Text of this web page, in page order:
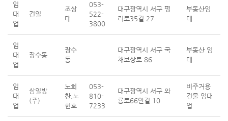
임
대
업
건일
조상
대
053-
522-
3800
대구광역시 서구 평
리로35길 27
부동산임
대
임
대
업
장수동
장수
동
대구광역시 서구 국
채보상로 86
부동산 임
대
임
대
업
삼일방
(주)
노희
찬,노
현호
053-
810-
7233
대구광역시 서구 와
룡로66안길 10
비주거용
건물 임대
업